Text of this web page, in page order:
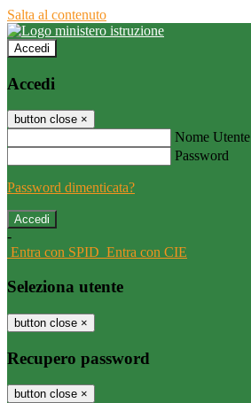
Salta al contenuto
Accedi
Accedi
button close ×
Nome Utente
Password
Password dimenticata?
-
Entra con SPID Entra con CIE
Seleziona utente
button close ×
Recupero password
button close ×